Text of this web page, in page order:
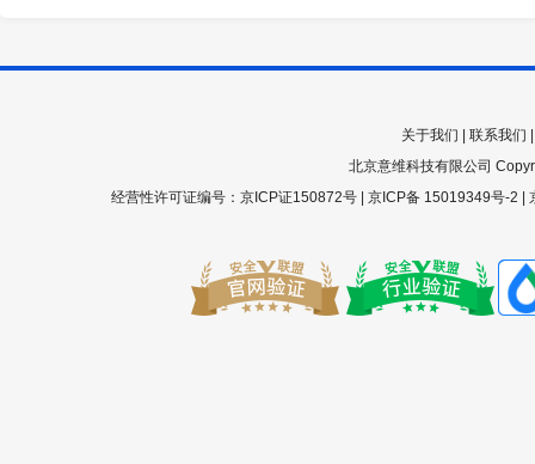
关于我们 | 联系我们
北京意维科技有限公司
经营性许可证编号：京ICP证150872号 | 京ICP备 15019349号-2 |